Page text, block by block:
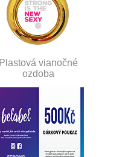
Plastová vianočné
ozdoba